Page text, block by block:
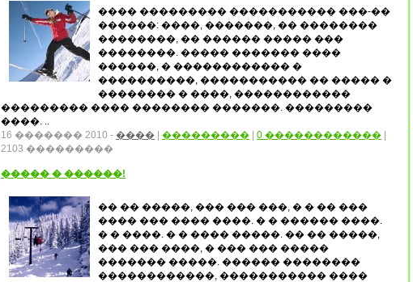
���� ��������� ����������� ���-��
������: ����, �������, �� ��������
��������, �� ������ ����� ���
��������. ����� ������� ����
������, � ������������ �
����������, ����������� �� ����� �
�������� � ����, ������������
��������� ���� �������� �������. ���������
����. ..
16 ������� 2010 - ���� ��������� 0 ������������
2103 ���������
����� � ������!
�� �� �����, ��� ��� ���, � � �� ���
���� ��� ���� ����. � � ������ ����.
� � ����. � � ���� �����. �� �� �����,
��� ��� ����, � ��� ��� �����
������� �����. ������ ��������
������������, ����������� ����